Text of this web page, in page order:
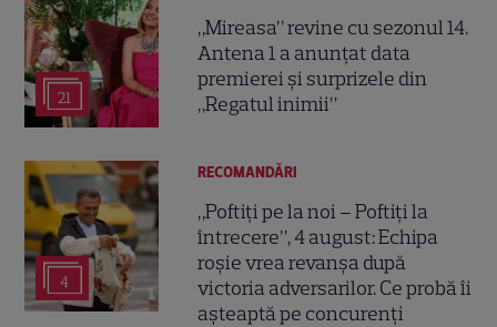
21
„Mireasa” revine cu sezonul 14.
Antena 1 a anunțat data
premierei și surprizele din
„Regatul inimii”
4
RECOMANDĂRI
„Poftiți pe la noi – Poftiți la
întrecere”, 4 august: Echipa
roșie vrea revanșa după
victoria adversarilor. Ce probă îi
așteaptă pe concurenți